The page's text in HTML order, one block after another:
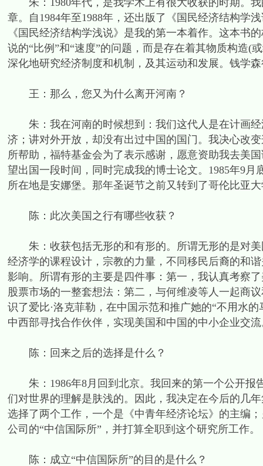
朱：1980年代，是我学术上有很大收获的时期。我
章。自1984年至1988年，还出版了《国民经济结构学
《国民经济结构学浅说》是我的第一本着作。这本书
说的“比例”和“速度”的问题，而是存在着其物质构造(
深化地研究经济制度和机制，及其运动和发展。钱学
王：那么，您又为什么离开河南？
朱：我在河南的时候想到：我们这代人是在计画经
济；讲对外开放，却没有出过中国的国门。我决心改
所帮助，福特基金会为了表示感谢，愿意资助我去美
望出国一段时间，同时完成我的博士论文。1985年9
所在地是安娜堡。那年圣诞节之前又转到了哥伦比亚
陈：此次美国之行有哪些收获？
朱：收获包括无形的和有形的。所谓无形的是对美
经济学的课程设计，宗教的力量，不同移民后裔的和
影响。所谓有形的主要是四件事：第一，我认真考察
股票市场的一整套想法：第二，与何维凌等人一起商
识了爱比·洛克菲勒，在中国示范和推广她的“不用水
中西部寻找合作伙伴，实现美国和中国的中小企业交
陈：回来之后的选择是什么？
朱：1986年8月回到北京。我回来的第一个公开报
们对世界的理解是肤浅的。因此，我决定在今后的几
选择了两个工作，一个是《中青年经济论坛》的主编
公司的“中信国际所”，并打算全职到这个研究所工作。
陈：成立“中信国际所”的目的是什么？